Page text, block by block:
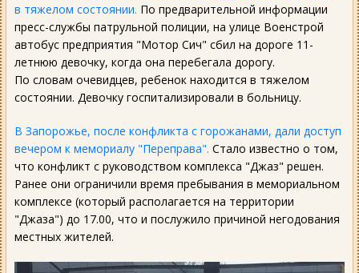
в тяжелом состоянии. По предварительной информации
пресс-службы патрульной полиции, на улице Военстрой
автобус предприятия "Мотор Сич" сбил на дороге 11-
летнюю девочку, когда она перебегала дорогу.
По словам очевидцев, ребенок находится в тяжелом
состоянии. Девочку госпитализировали в больницу.
В Запорожье, после конфликта с горожанами, дали доступ
вечером к мемориалу "Переправа". Стало известно о том,
что конфликт с руководством комплекса "Джаз" решен.
Ранее они ограничили время пребывания в мемориальном
комплексе (который располагается на территории
"Джаза") до 17.00, что и послужило причиной негодования
местных жителей.